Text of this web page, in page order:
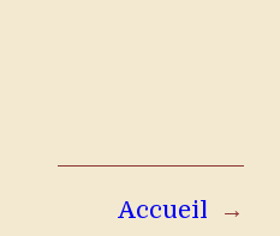
→
Accueil